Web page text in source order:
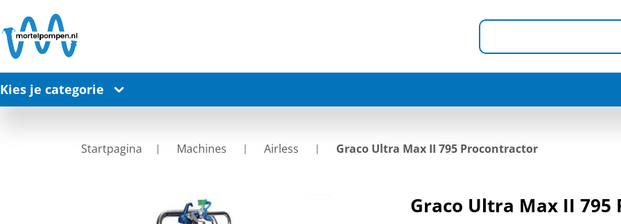
Kies je categorie
Startpagina Machines Airless Graco Ultra Max II 795 Procontractor
Graco Ultra Max II